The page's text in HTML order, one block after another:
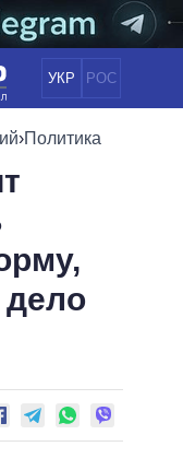
УКР РОС
›Политика